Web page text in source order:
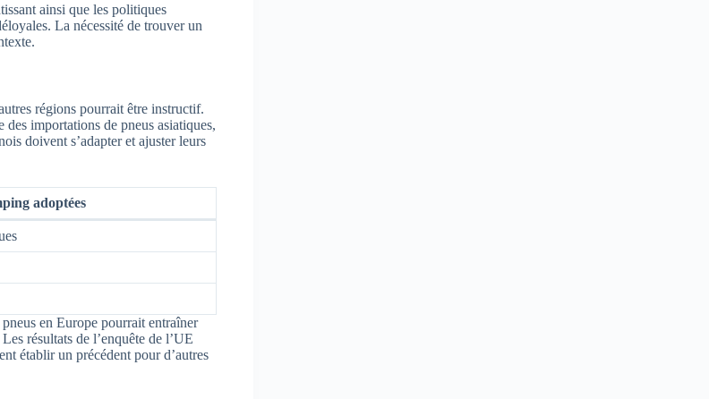
ainsi que les politiques
La nécessité de trouver un
régions pourrait être instructif.
importations de pneus asiatiques,
doivent s’adapter et ajuster leurs
adoptées
en Europe pourrait entraîner
résultats de l’enquête de l’UE
établir un précédent pour d’autres